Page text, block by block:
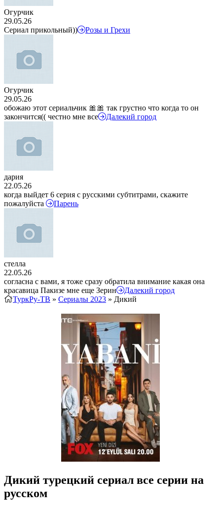
Огурчик
29.05.26
Сериал прикольный))
Розы и Грехи
Огурчик
29.05.26
обожаю этот сериальчик 🎀🎀 так грустно что когда то он
закончится(( честно мне все
Далекий город
дария
22.05.26
когда выйдет 6 серия с русскими субтитрами, скажите
пожалуйста
Парень
стелла
22.05.26
согласна с вами, я тоже сразу обратила внимание какая она
красавица Пакизе мне еще Зерин
Далекий город
ТуркРу-ТВ » Сериалы 2023 » Дикий
Дикий турецкий сериал все серии на
русском